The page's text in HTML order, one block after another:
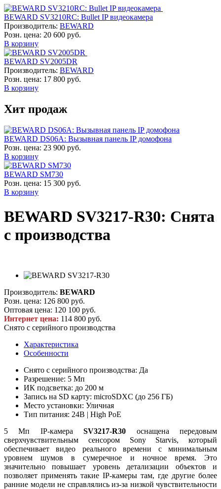
BEWARD SV3210RC: Bullet IP видеокамера
Производитель: BEWARD
Розн. цена: 20 600 руб.
В корзину
BEWARD SV2005DR
Производитель: BEWARD
Розн. цена: 17 800 руб.
В корзину
Хит продаж
BEWARD DS06A: Вызывная панель IP домофона
Розн. цена: 23 900 руб.
В корзину
BEWARD SM730
Розн. цена: 15 300 руб.
В корзину
BEWARD SV3217-R30: Снята
с производства
Производитель: BEWARD
Розн. цена: 126 800 руб.
Оптовая цена: 120 100 руб.
Интернет цена: 114 800 руб.
Снято с серийного производства
Характеристика
Особенности
Снято с серийного производства: Да
Разрешение: 5 Мп
ИК подсветка: до 200 м
Запись на SD карту: microSDXC (до 256 ГБ)
Место установки: Уличная
Тип питания: 24В | High PoE
5 Мп IP-камераSV3217-R30 оснащена передовым
сверхчувствительным сенсором Sony Starvis, который
обеспечивает видео реального времени с минимальным
уровнем шумов в сумеречное и ночное время. Это
значительно повышает уровень детализации объектов и
позволяет применять такие IP-камеры там, где другие более
ранние модели не справлялись из-за низкой чувствительности